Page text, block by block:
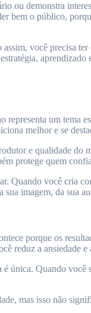
ou demonstra
bem o público,
você precisa
aprendizado
um tema
melhor e se
e qualidade do
protege quem
Quando você cria
imagem, da sua
porque os
reduz a ansiedade e
única. Quando
mas isso não